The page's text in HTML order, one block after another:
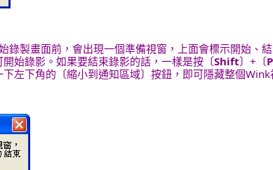
製畫面前，會出現一個準備視窗，上面會標示開始、
開始錄影。如果要結束錄影的話，一樣是按〔Shift〕+〔
左下角的〔縮小到通知區域〕按鈕，即可隱藏整個